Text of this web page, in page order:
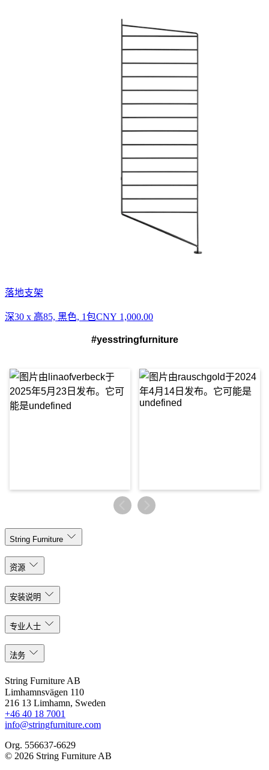
落地支架
深30 x 高85, 黑色, 1包CNY 1,000.00
#yesstringfurniture
String Furniture
资源
安装说明
专业人士
法务
String Furniture AB
Limhamnsvägen 110
216 13 Limhamn, Sweden
+46 40 18 7001
info@stringfurniture.com
Org. 556637-6629
© 2026 String Furniture AB